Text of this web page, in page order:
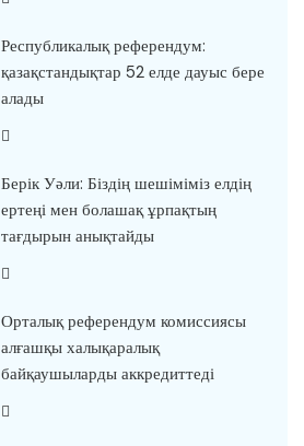
Республикалық референдум:
қазақстандықтар 52 елде дауыс бере
алады
Берік Уәли: Біздің шешіміміз елдің
ертеңі мен болашақ ұрпақтың
тағдырын анықтайды
Орталық референдум комиссиясы
алғашқы халықаралық
байқаушыларды аккредиттеді